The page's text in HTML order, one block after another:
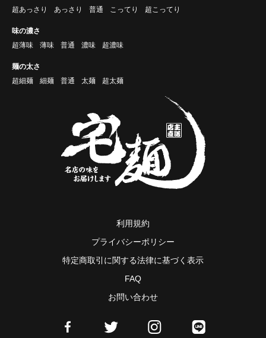
超あっさり
あっさり 普通 こってり 超こってり
味の濃さ
超薄味
薄味 普通 濃味 超濃味
麺の太さ
超細麺
細麺 普通 太麺 超太麺
利用規約
プライバシーポリシー
特定商取引に関する法律に基づく表示
FAQ
お問い合わせ